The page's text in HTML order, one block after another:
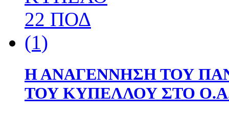
Η ΑΝΑΓΕΝΝΗΣΗ ΤΟΥ
ΤΟΥ ΚΥΠΕΛΛΟΥ ΣΤΟ